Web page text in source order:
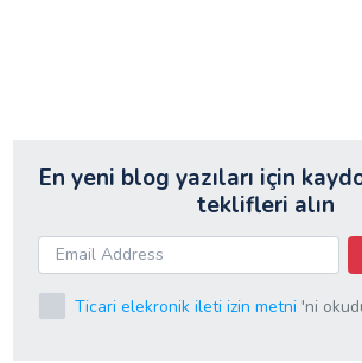
En yeni blog yazıları için
teklifleri alın
Ticari elekronik ileti izin metni 'ni